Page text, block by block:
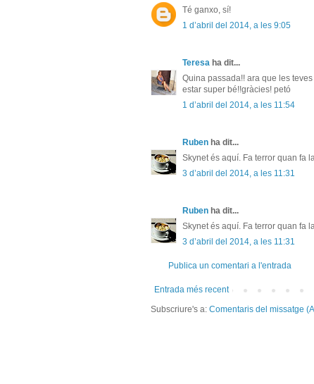
Té ganxo, sí!
1 d’abril del 2014, a les 9:05
Teresa ha dit...
Quina passada!! ara que les
estar super bé!!gràcies! petó
1 d’abril del 2014, a les 11:54
Ruben ha dit...
Skynet és aquí. Fa terror quan fa
3 d’abril del 2014, a les 11:31
Ruben ha dit...
Skynet és aquí. Fa terror quan fa
3 d’abril del 2014, a les 11:31
Publica un comentari a l'entrada
Entrada més recent
Subscriure's a: Comentaris del missatge